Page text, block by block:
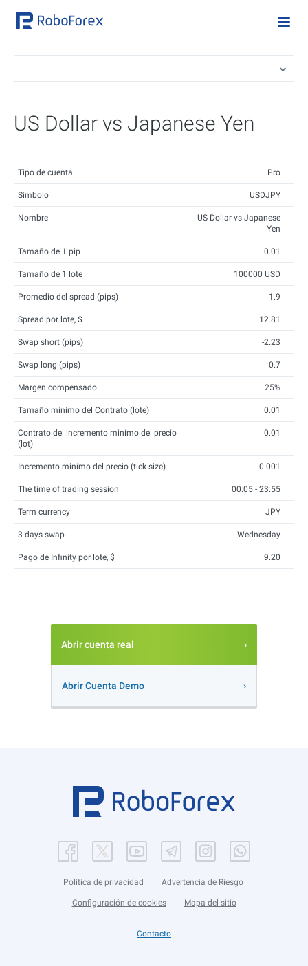
US Dollar vs Japanese Yen
Tipo de cuenta Pro
Símbolo USDJPY
Nombre
US Dollar vs Japanese
Yen
Tamaño de 1 pip 0.01
Tamaño de 1 lote 100000 USD
Promedio del spread (pips) 1.9
Spread por lote, $ 12.81
Swap short (pips) -2.23
Swap long (pips) 0.7
Margen compensado 25%
Tamaño minímo del Contrato (lote) 0.01
Contrato del incremento minímo del precio
(lot)
0.01
Incremento minímo del precio (tick size) 0.001
The time of trading session 00:05 - 23:55
Term currency JPY
3-days swap Wednesday
Pago de Infinity por lote, $ 9.20
Abrir cuenta real
Abrir Cuenta Demo
Política de privacidad Advertencia de Riesgo
Configuración de cookies Mapa del sitio
Contacto